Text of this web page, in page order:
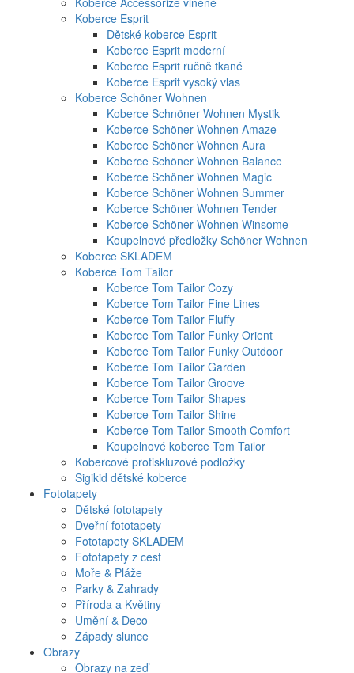
Koberce Esprit
Dětské koberce Esprit
Koberce Esprit moderní
Koberce Esprit ručně tkané
Koberce Esprit vysoký vlas
Koberce Schöner Wohnen
Koberce Schnöner Wohnen Mystik
Koberce Schöner Wohnen Amaze
Koberce Schöner Wohnen Aura
Koberce Schöner Wohnen Balance
Koberce Schöner Wohnen Magic
Koberce Schöner Wohnen Summer
Koberce Schöner Wohnen Tender
Koberce Schöner Wohnen Winsome
Koupelnové předložky Schöner Wohnen
Koberce SKLADEM
Koberce Tom Tailor
Koberce Tom Tailor Cozy
Koberce Tom Tailor Fine Lines
Koberce Tom Tailor Fluffy
Koberce Tom Tailor Funky Orient
Koberce Tom Tailor Funky Outdoor
Koberce Tom Tailor Garden
Koberce Tom Tailor Groove
Koberce Tom Tailor Shapes
Koberce Tom Tailor Shine
Koberce Tom Tailor Smooth Comfort
Koupelnové koberce Tom Tailor
Kobercové protiskluzové podložky
Sigikid dětské koberce
Fototapety
Dětské fototapety
Dveřní fototapety
Fototapety SKLADEM
Fototapety z cest
Moře & Pláže
Parky & Zahrady
Příroda a Květiny
Umění & Deco
Západy slunce
Obrazy
Obrazy na zeď